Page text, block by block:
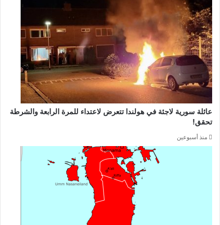
عائلة سورية لاجئة في هولندا تتعرض لاعتداء للمرة الرابعة والشرطة
تحقق!
منذ أسبوعين